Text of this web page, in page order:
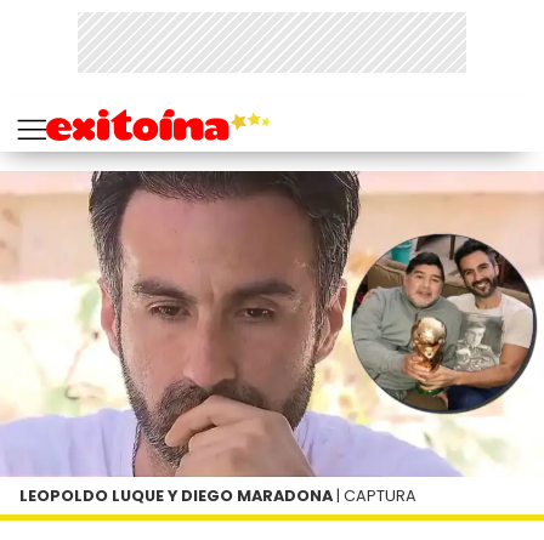
LEOPOLDO LUQUE Y DIEGO MARADONA | CAPTURA